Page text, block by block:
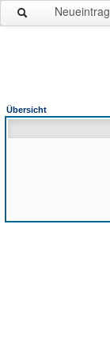
Neueintrag
Übersicht